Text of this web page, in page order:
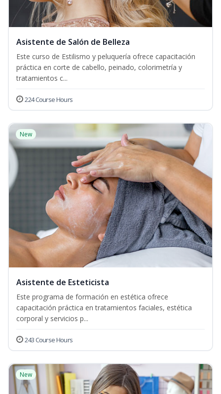
Asistente de Salón de Belleza
Este curso de Estilismo y peluquería ofrece capacitación
práctica en corte de cabello, peinado, colorimetría y
tratamientos c...
224 Course Hours
New
Asistente de Esteticista
Este programa de formación en estética ofrece
capacitación práctica en tratamientos faciales, estética
corporal y servicios p...
243 Course Hours
New